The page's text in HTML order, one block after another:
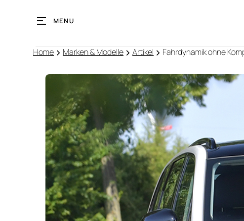
MENU
Home Marken & Modelle Artikel Fahrdynamik ohne